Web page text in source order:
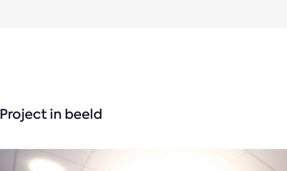
Project in beeld